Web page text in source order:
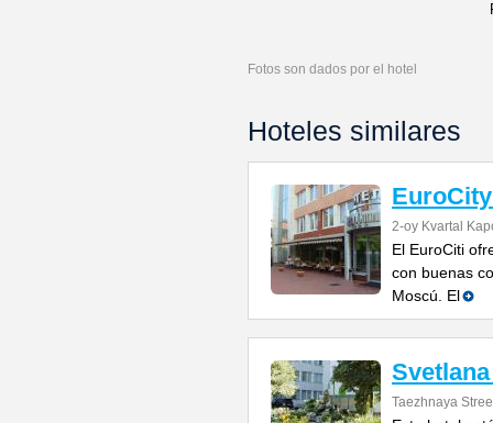
Fotos son dados por el hotel
Hoteles similares
2-oy Kvartal
El EuroCiti
con buenas
Moscú. El
Taezhnaya